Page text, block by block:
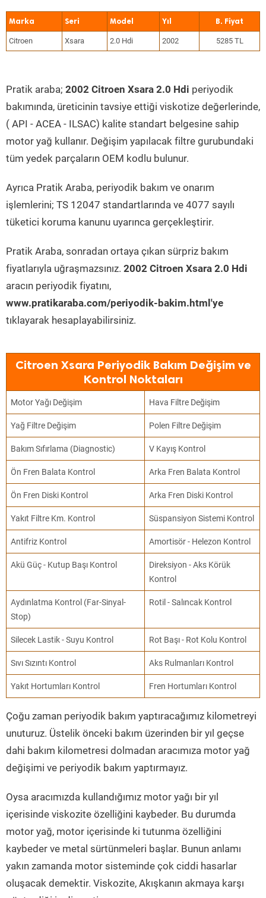
Marka Seri Model Yıl
Citroen Xsara 2.0 Hdi 2002 5285 TL
Pratik araba; 2002 Citroen Xsara 2.0 Hdi periyodik
bakımında, üreticinin tavsiye ettiği viskotize değerlerinde,
( API - ACEA - ILSAC) kalite standart belgesine sahip
motor yağ kullanır. Değişim yapılacak filtre gurubundaki
tüm yedek parçaların OEM kodlu bulunur.
Ayrıca Pratik Araba, periyodik bakım ve onarım
işlemlerini; TS 12047 standartlarında ve 4077 sayılı
tüketici koruma kanunu uyarınca gerçekleştirir.
Pratik Araba, sonradan ortaya çıkan sürpriz bakım
fiyatlarıyla uğraşmazsınız. 2002 Citroen Xsara 2.0 Hdi
aracın periyodik fiyatını,
www.pratikaraba.com/periyodik-bakim.html'ye
tıklayarak hesaplayabilirsiniz.
Citroen Xsara Periyodik Bakım Değişim ve
Kontrol Noktaları
Motor Yağı Değişim Hava Filtre Değişim
Yağ Filtre Değişim Polen Filtre Değişim
Bakım Sıfırlama (Diagnostic) V Kayış Kontrol
Ön Fren Balata Kontrol Arka Fren Balata Kontrol
Ön Fren Diski Kontrol Arka Fren Diski Kontrol
Yakıt Filtre Km. Kontrol Süspansiyon Sistemi Kontrol
Antifriz Kontrol Amortisör - Helezon Kontrol
Akü Güç - Kutup Başı Kontrol
Direksiyon - Aks Körük
Kontrol
Aydınlatma Kontrol (Far-Sinyal-
Stop)
Rotil - Salıncak Kontrol
Silecek Lastik - Suyu Kontrol Rot Başı - Rot Kolu Kontrol
Sıvı Sızıntı Kontrol Aks Rulmanları Kontrol
Yakıt Hortumları Kontrol Fren Hortumları Kontrol
Çoğu zaman periyodik bakım yaptıracağımız kilometreyi
unuturuz. Üstelik önceki bakım üzerinden bir yıl geçse
dahi bakım kilometresi dolmadan aracımıza motor yağ
değişimi ve periyodik bakım yaptırmayız.
Oysa aracımızda kullandığımız motor yağı bir yıl
içerisinde viskozite özelliğini kaybeder. Bu durumda
motor yağ, motor içerisinde ki tutunma özelliğini
kaybeder ve metal sürtünmeleri başlar. Bunun anlamı
yakın zamanda motor sisteminde çok ciddi hasarlar
oluşacak demektir. Viskozite, Akışkanın akmaya karşı